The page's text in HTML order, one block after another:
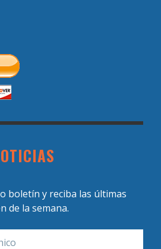
boletín y reciba las últimas
de la semana.